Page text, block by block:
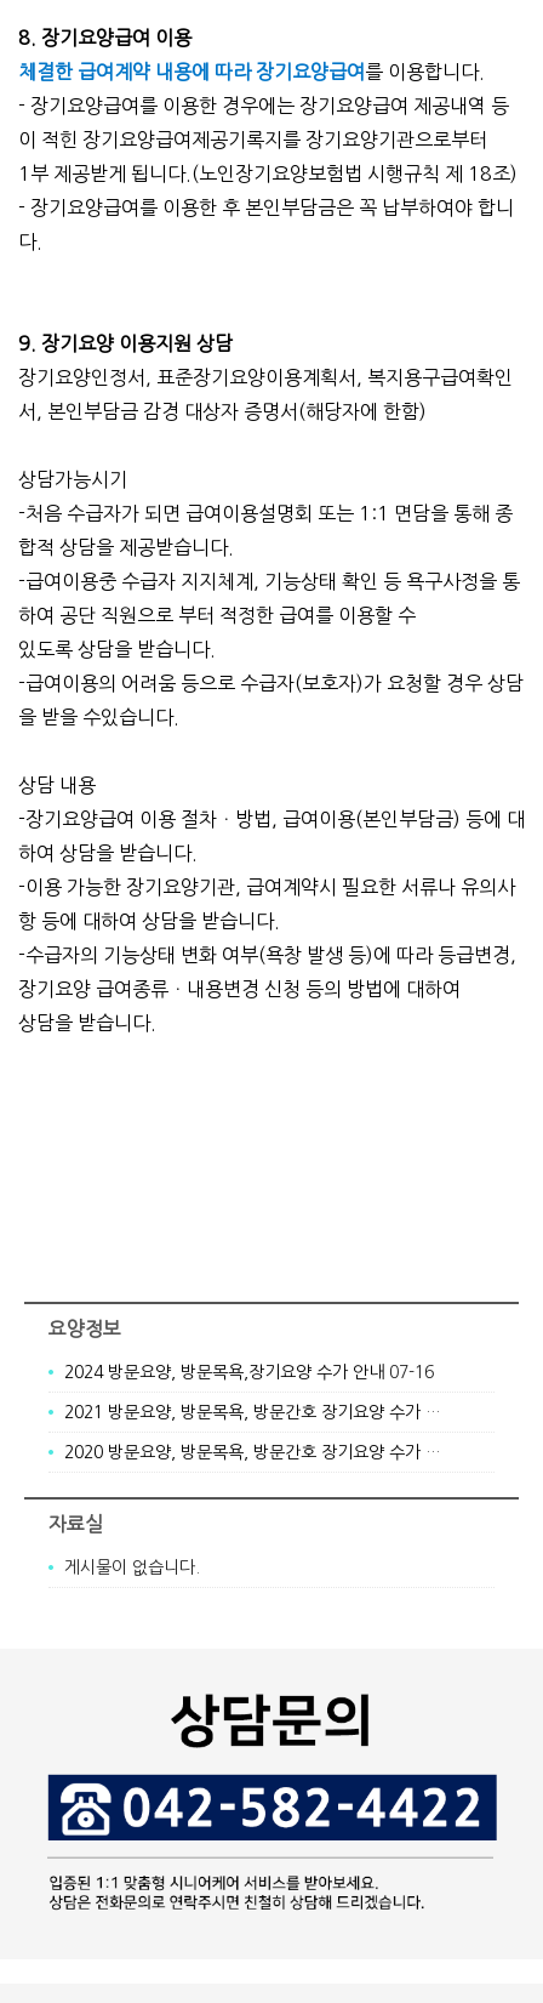
8. 장기요양급여 이용
체결한 급여계약 내용에 따라 장기요양급여 를 이용합니다.
- 장기요양급여를 이용한 경우에는 장기요양급여 제공내역 등
이 적힌 장기요양급여제공기록지를 장기요양기관으로부터
1부 제공받게 됩니다.(노인장기요양보험법 시행규칙 제 18조)
- 장기요양급여를 이용한 후 본인부담금은 꼭 납부하여야 합니
다.
9. 장기요양 이용지원 상담
장기요양인정서, 표준장기요양이용계획서, 복지용구급여확인
서, 본인부담금 감경 대상자 증명서(해당자에 한함)
상담가능시기
-처음 수급자가 되면 급여이용설명회 또는 1:1 면담을 통해 종
합적 상담을 제공받습니다.
-급여이용중 수급자 지지체계, 기능상태 확인 등 욕구사정을 통
하여 공단 직원으로 부터 적정한 급여를 이용할 수
있도록 상담을 받습니다.
-급여이용의 어려움 등으로 수급자(보호자)가 요청할 경우 상담
을 받을 수있습니다.
상담 내용
-장기요양급여 이용 절차ㆍ방법, 급여이용(본인부담금) 등에 대
하여 상담을 받습니다.
-이용 가능한 장기요양기관, 급여계약시 필요한 서류나 유의사
항 등에 대하여 상담을 받습니다.
-수급자의 기능상태 변화 여부(욕창 발생 등)에 따라 등급변경,
장기요양 급여종류ㆍ내용변경 신청 등의 방법에 대하여
상담을 받습니다.
요양정보
2024 방문요양, 방문목욕,장기요양 수가 안내 07-16
2021 방문요양, 방문목욕, 방문간호 장기요양 수가 안내
2020 방문요양, 방문목욕, 방문간호 장기요양 수가 안내
자료실
게시물이 없습니다.